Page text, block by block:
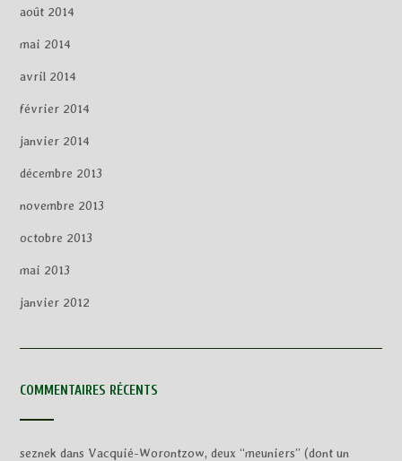
août 2014
mai 2014
avril 2014
février 2014
janvier 2014
décembre 2013
novembre 2013
octobre 2013
mai 2013
janvier 2012
COMMENTAIRES RÉCENTS
seznek dans Vacquié-Worontzow, deux “meuniers” (dont un